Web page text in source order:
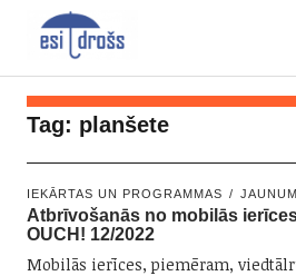
Tag: planšete
IEKĀRTAS UN PROGRAMMAS
Atbrīvošanās no mobilās
OUCH! 12/2022
Mobilās ierīces, piemēram,